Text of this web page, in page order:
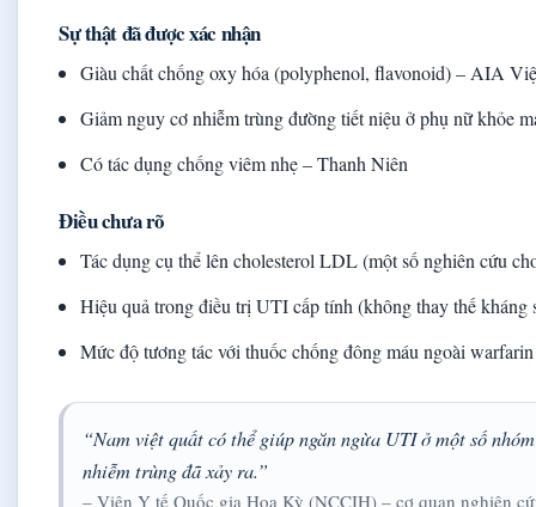
Sự thật đã được xác nhận
Giàu chất chống oxy hóa (polyphenol, flavonoid) – AIA
Giảm nguy cơ nhiễm trùng đường tiết niệu ở phụ nữ khỏe
Có tác dụng chống viêm nhẹ – Thanh Niên
Điều chưa rõ
Tác dụng cụ thể lên cholesterol LDL (một số nghiên cứu
Hiệu quả trong điều trị UTI cấp tính (không thay thế kháng
Mức độ tương tác với thuốc chống đông máu ngoài
“Nam việt quất có thể giúp ngăn ngừa UTI ở một số
nhiễm trùng đã xảy ra.”
– Viện Y tế Quốc gia Hoa Kỳ (NCCIH) – cơ quan nghiên